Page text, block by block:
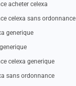
acheter celexa
celexa sans ordonnance
generique
celexa generique
sans ordonnance